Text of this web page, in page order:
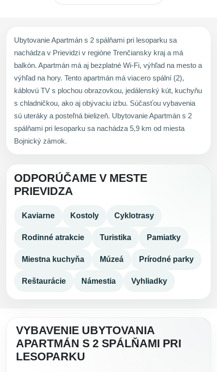
Ubytovanie Apartmán s 2 spálňami pri lesoparku sa
nachádza v Prievidzi v regióne Trenčiansky kraj a má
balkón. Apartmán má aj bezplatné Wi-Fi, výhľad na mesto a
výhľad na hory. Tento apartmán má viacero spální (2),
káblovú TV s plochou obrazovkou, jedálenský kút, kuchyňu
s chladničkou, ako aj obývaciu izbu. Súčasťou vybavenia
sú uteráky a posteľná bielizeň. Ubytovanie Apartmán s 2
spálňami pri lesoparku sa nachádza 5,9 km od miesta
Bojnický zámok.
ODPORÚČAME V MESTE
PRIEVIDZA
Kaviarne Kostoly Cyklotrasy
Rodinné atrakcie Turistika Pamiatky
Miestna kuchyňa Múzeá Prírodné parky
Reštaurácie Námestia Vyhliadky
VYBAVENIE UBYTOVANIA
APARTMÁN S 2 SPÁLŇAMI PRI
LESOPARKU